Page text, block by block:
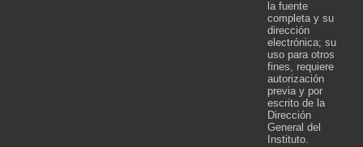
la fuente
completa y su
dirección
electrónica; su
uso para otros
fines, requiere
autorización
previa y por
escrito de la
Dirección
General del
Instituto.